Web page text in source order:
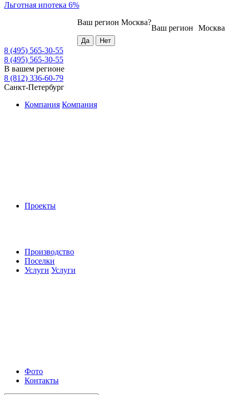
Льготная ипотека 6%
Москва
Ваш регион
Ваш регион Москва?
8 (495) 565-30-55
8 (495) 565-30-55
В вашем регионе
8 (812) 336-60-79
Санкт-Петербург
Компания Компания
Проекты
Производство
Поселки
Услуги Услуги
Фото
Контакты